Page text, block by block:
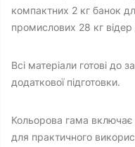
компактних 2 кг банок
промислових 28 кг
Всі матеріали готові до
додаткової підготовки.
Кольорова гама включає
для практичного